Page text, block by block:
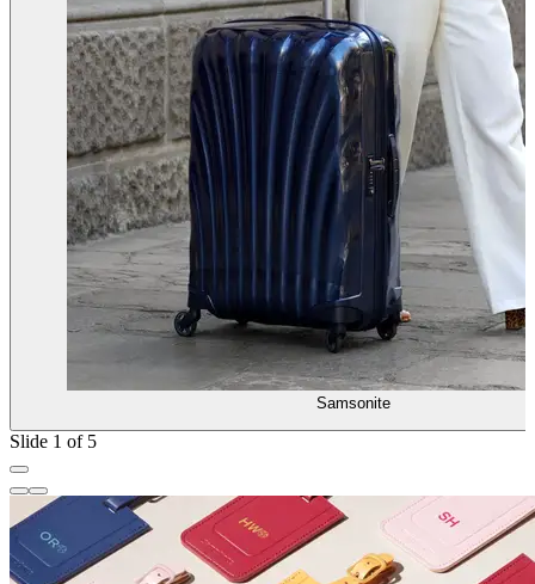
Samsonite
Slide 1 of 5